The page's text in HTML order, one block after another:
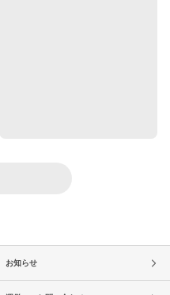
お知らせ